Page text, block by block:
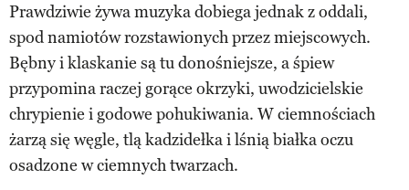
Prawdziwie żywa muzyka dobiega jednak z oddali,
spod namiotów rozstawionych przez miejscowych.
Bębny i klaskanie są tu donośniejsze, a śpiew
przypomina raczej gorące okrzyki, uwodzicielskie
chrypienie i godowe pohukiwania. W ciemnościach
żarzą się węgle, tlą kadzidełka i lśnią białka oczu
osadzone w ciemnych twarzach.